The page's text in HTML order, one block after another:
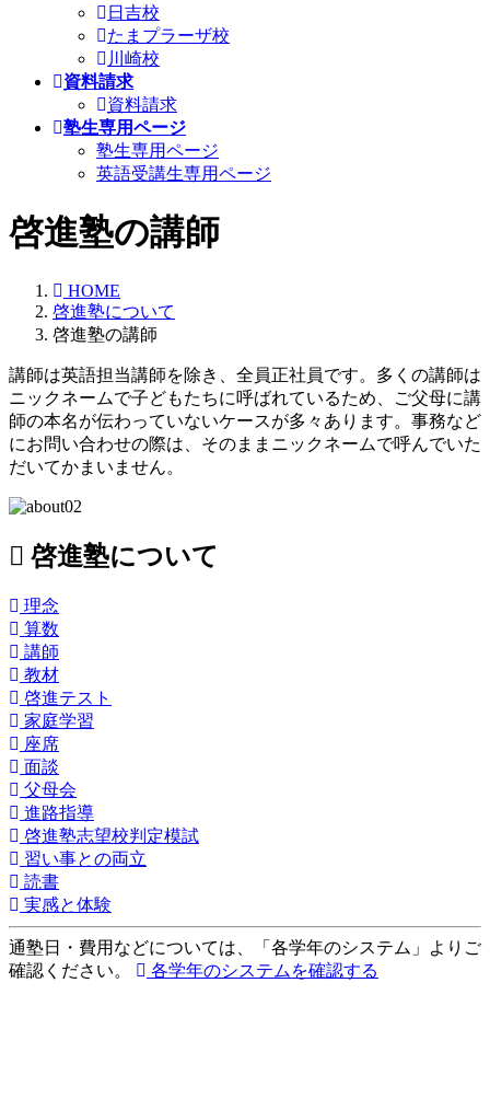
日吉校
たまプラーザ校
川崎校
資料請求
資料請求
塾生専用ページ
塾生専用ページ
英語受講生専用ページ
啓進塾の講師
HOME
啓進塾について
啓進塾の講師
講師は英語担当講師を除き、全員正社員です。多くの講師は
ニックネームで子どもたちに呼ばれているため、ご父母に講
師の本名が伝わっていないケースが多々あります。事務など
にお問い合わせの際は、そのままニックネームで呼んでいた
だいてかまいません。
啓進塾について
理念
算数
講師
教材
啓進テスト
家庭学習
座席
面談
父母会
進路指導
啓進塾志望校判定模試
習い事との両立
読書
実感と体験
通塾日・費用などについては、「各学年のシステム」よりご
確認ください。
各学年のシステムを確認する